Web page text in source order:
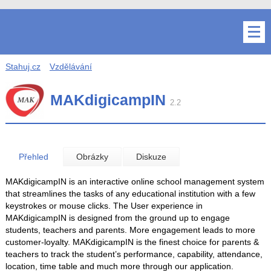
Stahuj.cz Vzdělávání
MAKdigicampIN 2.2
Přehled Obrázky Diskuze
MAKdigicampIN is an interactive online school management system
that streamlines the tasks of any educational institution with a few
keystrokes or mouse clicks. The User experience in
MAKdigicampIN is designed from the ground up to engage
students, teachers and parents. More engagement leads to more
customer-loyalty. MAKdigicampIN is the finest choice for parents &
teachers to track the student’s performance, capability, attendance,
location, time table and much more through our application.